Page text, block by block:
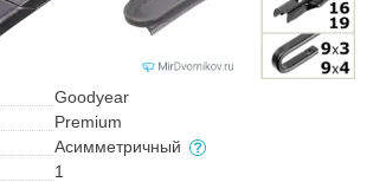
Goodyear
Premium
Асимметричный
1